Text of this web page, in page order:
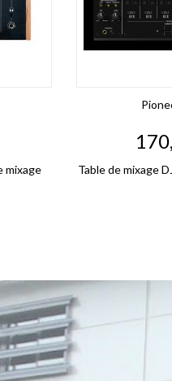
mixage
Prix
Table de mixage